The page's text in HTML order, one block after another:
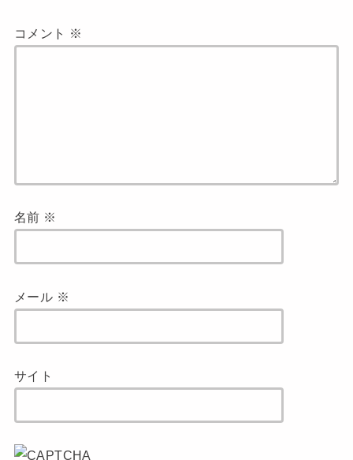
コメント ※
名前 ※
メール ※
サイト